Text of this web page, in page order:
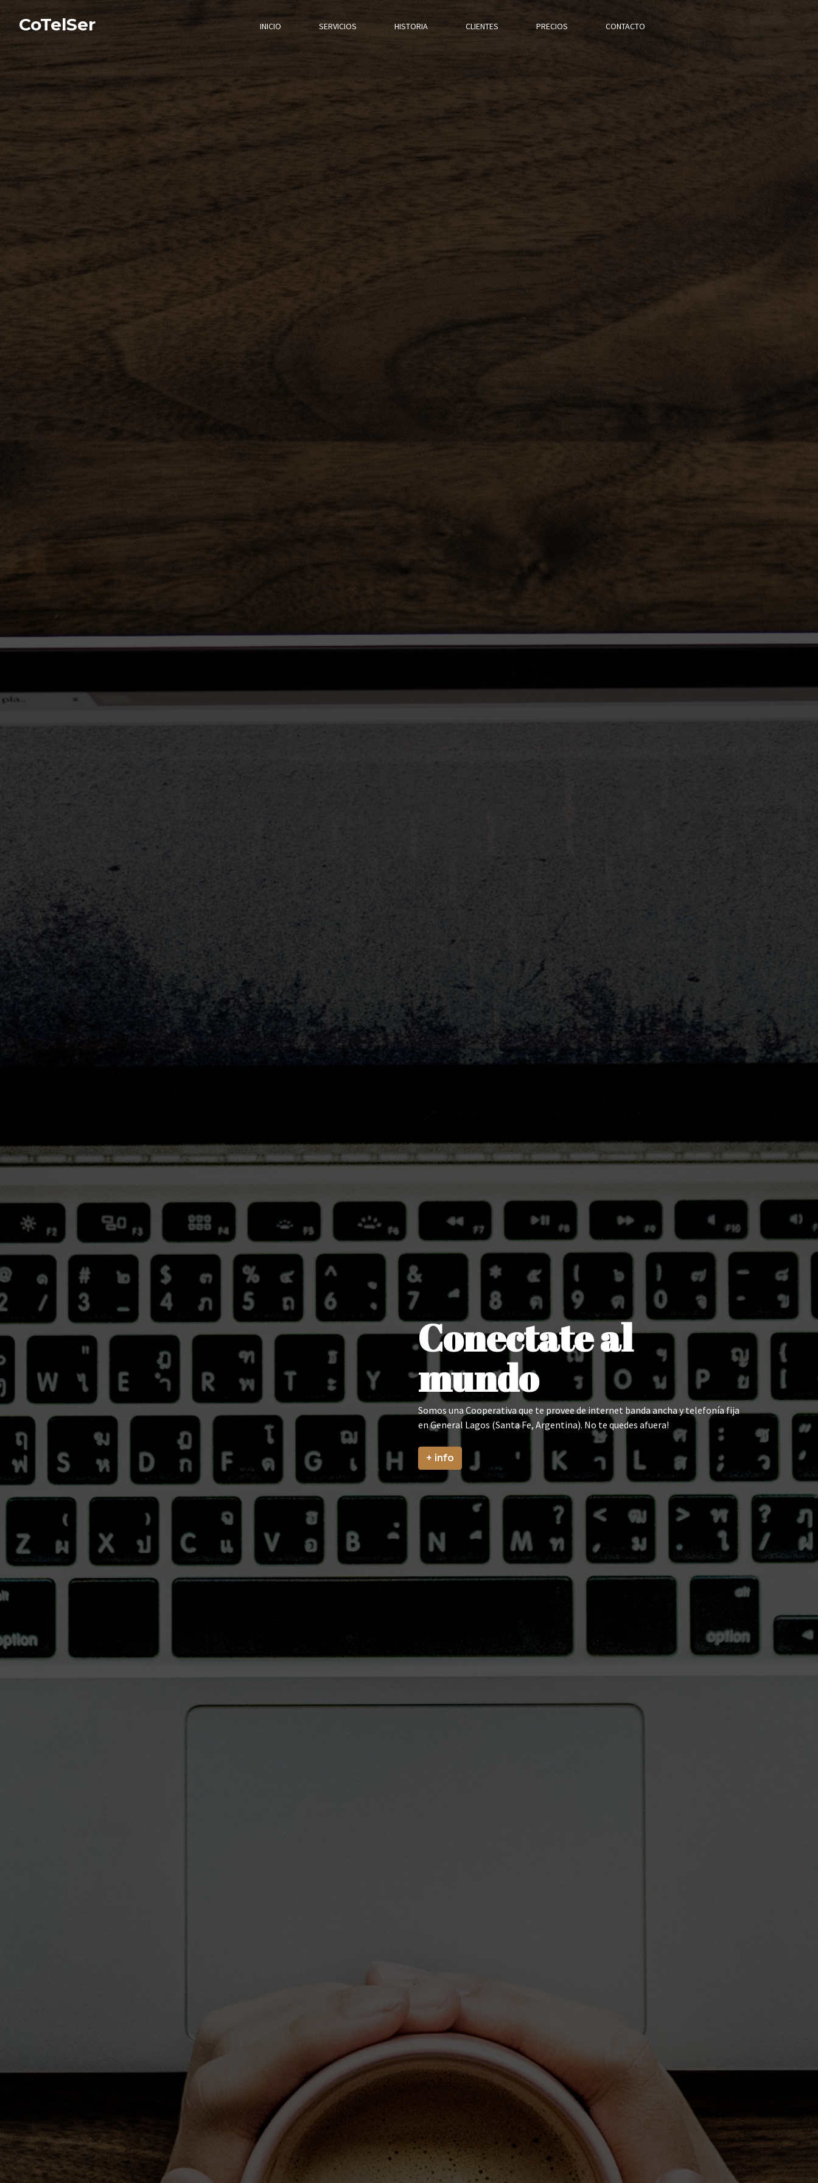
CoTelSer INICIO(CURRENT) SERVICIOS HISTORIA CLIENTES PRECIOS CONTACTO
Conectate al
mundo
Somos una Cooperativa que te provee de internet banda ancha y telefonía fija
en General Lagos (Santa Fe, Argentina). No te quedes afuera!
+ info